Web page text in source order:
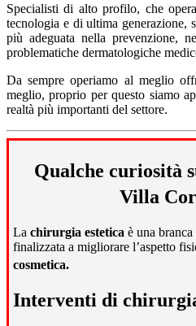
Specialisti di alto profilo, che
tecnologia e di ultima generazione,
più adeguata nella prevenzione,
problematiche dermatologiche
Da sempre operiamo al meglio
meglio, proprio per questo siamo
realtà più importanti del settore.
Qualche curiosità
Villa
La chirurgia estetica è una branca
finalizzata a migliorare l’aspetto
cosmetica.
Interventi di